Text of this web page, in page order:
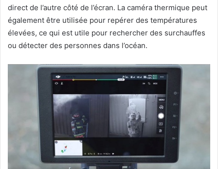
direct de l’autre côté de l’écran. La caméra thermique peut
également être utilisée pour repérer des températures
élevées, ce qui est utile pour rechercher des surchauffes
ou détecter des personnes dans l’océan.